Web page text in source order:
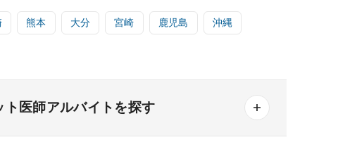
熊本 大分 宮崎 鹿児島 沖縄
ト医師アルバイトを探す